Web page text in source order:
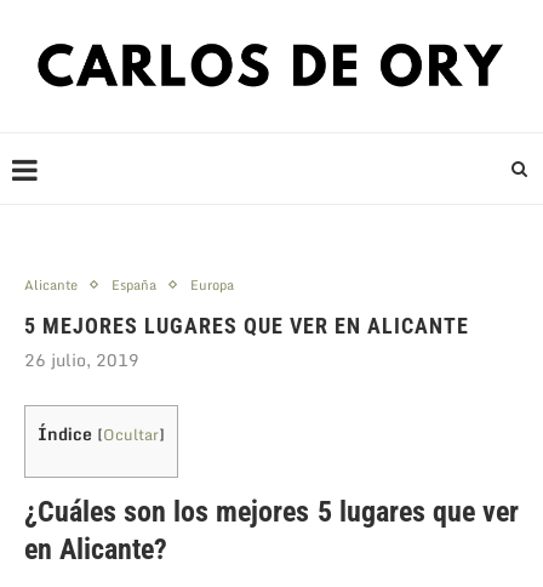
Alicante España Europa
5 MEJORES LUGARES QUE VER EN ALICANTE
26 julio, 2019
Índice [Ocultar]
¿Cuáles son los mejores 5 lugares que ver
en Alicante?